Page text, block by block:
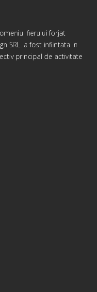
fierului forjat
SRL. a fost infiintata in
principal de activitate